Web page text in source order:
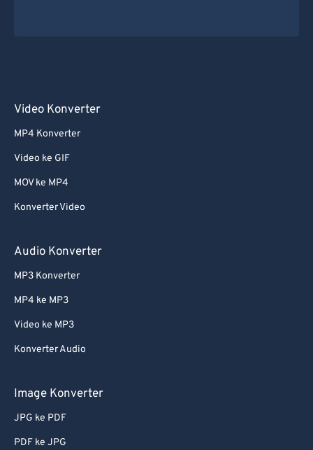
Video Konverter
MP4 Konverter
Video ke GIF
MOV ke MP4
Konverter Video
Audio Konverter
MP3 Konverter
MP4 ke MP3
Video ke MP3
Konverter Audio
Image Konverter
JPG ke PDF
PDF ke JPG